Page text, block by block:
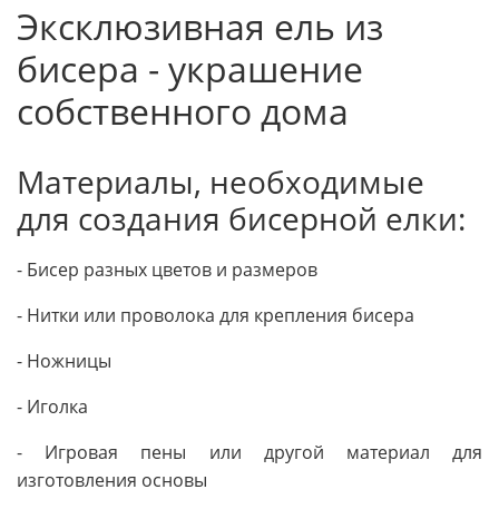
Эксклюзивная ель из
бисера - украшение
собственного дома
Материалы, необходимые
для создания бисерной елки:
- Бисер разных цветов и размеров
- Нитки или проволока для крепления бисера
- Ножницы
- Иголка
- Игровая пены или другой материал для
изготовления основы